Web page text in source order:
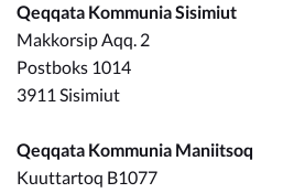
Qeqqata Kommunia Sisimiut
Makkorsip Aqq. 2
Postboks 1014
3911 Sisimiut
Qeqqata Kommunia Maniitsoq
Kuuttartoq B1077